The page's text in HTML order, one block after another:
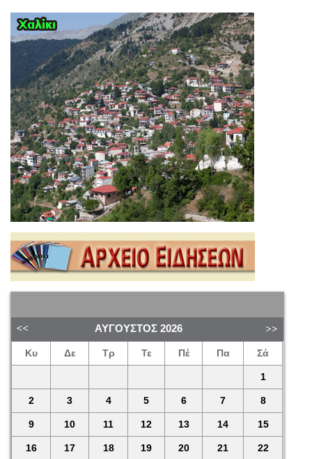
ΑΎΓΟΥΣΤΟΣ 2026
Κυ Δε Τρ Τε Πέ Πα Σά
1
2 3 4 5 6 7 8
9 10 11 12 13 14 15
16 17 18 19 20 21 22